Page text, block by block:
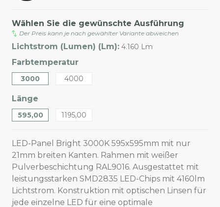
Wählen Sie die gewünschte Ausführung
Der Preis kann je nach gewählter Variante abweichen
Lichtstrom (Lumen) (Lm): 4.160 Lm
Farbtemperatur
3000 4000
Länge
595,00 1195,00
LED-Panel Bright 3000K 595x595mm mit nur
21mm breiten Kanten. Rahmen mit weißer
Pulverbeschichtung RAL9016. Ausgestattet mit
leistungsstarken SMD2835 LED-Chips mit 4160lm
Lichtstrom. Konstruktion mit optischen Linsen für
jede einzelne LED für eine optimale